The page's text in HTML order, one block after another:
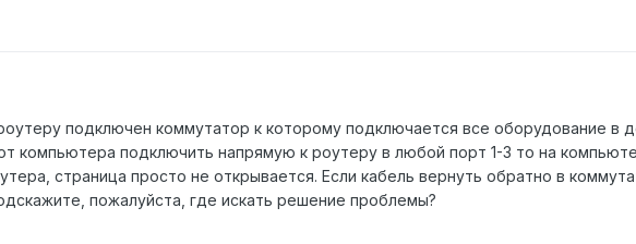
подключен коммутатор к которому подключается все оборудование в
компьютера подключить напрямую к роутеру в любой порт 1-3 то на
страница просто не открывается. Если кабель вернуть обратно в
пожалуйста, где искать решение проблемы?